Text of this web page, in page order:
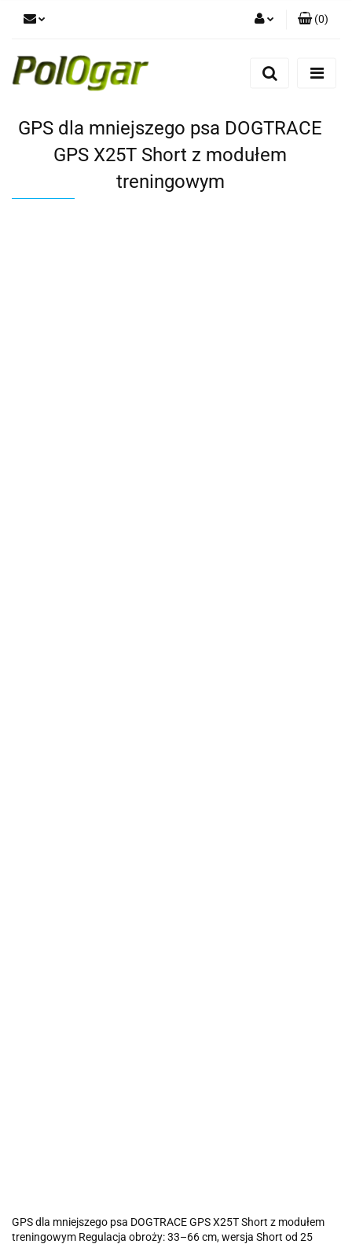
(0)
GPS dla mniejszego psa DOGTRACE
GPS X25T Short z modułem
treningowym
GPS dla mniejszego psa DOGTRACE GPS X25T Short z modułem
treningowym Regulacja obroży: 33–66 cm, wersja Short od 25